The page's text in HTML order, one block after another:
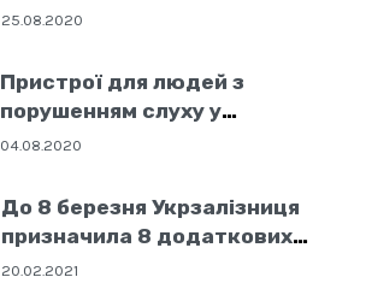
25.08.2020
Пристрої для людей з
порушенням слуху у
соціальних центрах Дніпра
04.08.2020
До 8 березня Укрзалізниця
призначила 8 додаткових
поїздів
20.02.2021